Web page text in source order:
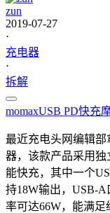
zun
2019-07-27
·
充电器
·
拆解
momaxUSB PD快充
最近充电头网编辑
器，该款产品采用
能快充，其中一个
持18W输出，USB-
率可达66W，能满